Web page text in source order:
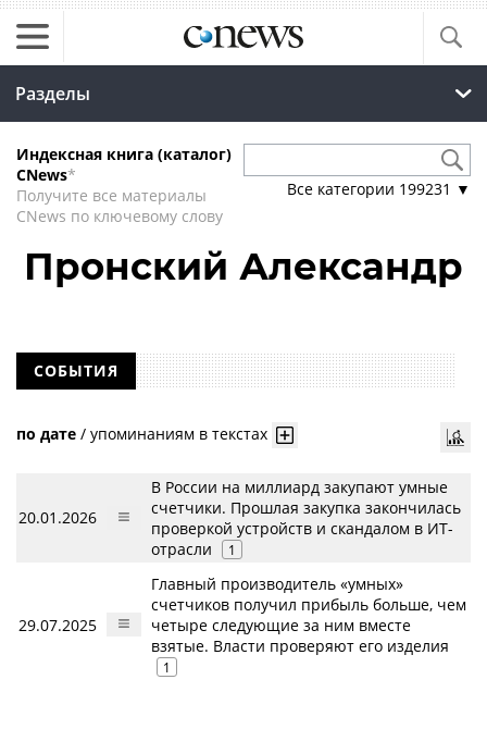
Разделы
Индексная книга (каталог)
CNews*
Получите все материалы
CNews по ключевому слову
Все категории 199231 ▼
Пронский Александр
СОБЫТИЯ
по дате / упоминаниям в текстах
20.01.2026
В России на миллиард закупают умные
счетчики. Прошлая закупка закончилась
проверкой устройств и скандалом в ИТ-
отрасли
1
29.07.2025
Главный производитель «умных»
счетчиков получил прибыль больше, чем
четыре следующие за ним вместе
взятые. Власти проверяют его изделия
1